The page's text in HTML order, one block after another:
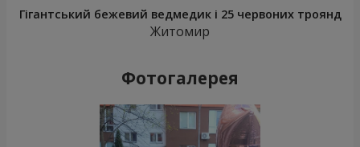
Гігантський бежевий ведмедик і 25 червоних троянд
Житомир
Фотогалерея